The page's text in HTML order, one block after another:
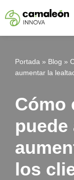
Saltar
Portada » Blog »
aumentar la
Cómo
puede
los